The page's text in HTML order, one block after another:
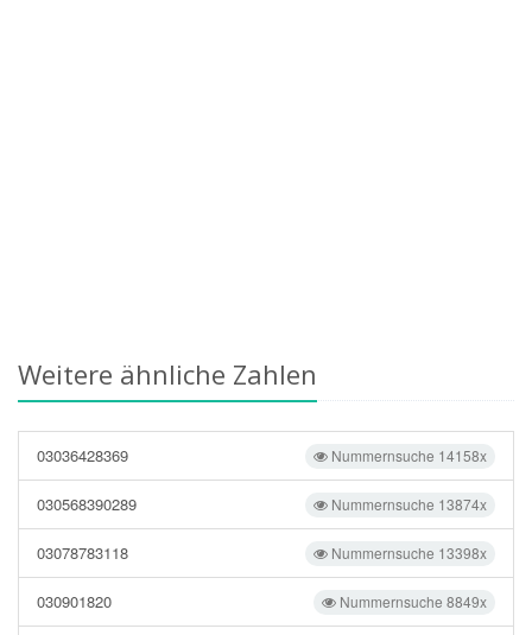
Weitere ähnliche Zahlen
Nummernsuche 14158x
03036428369
Nummernsuche 13874x
030568390289
Nummernsuche 13398x
03078783118
Nummernsuche 8849x
030901820